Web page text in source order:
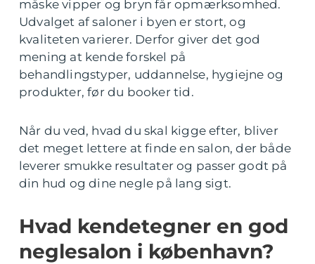
måske vipper og bryn får opmærksomhed.
Udvalget af saloner i byen er stort, og
kvaliteten varierer. Derfor giver det god
mening at kende forskel på
behandlingstyper, uddannelse, hygiejne og
produkter, før du booker tid.
Når du ved, hvad du skal kigge efter, bliver
det meget lettere at finde en salon, der både
leverer smukke resultater og passer godt på
din hud og dine negle på lang sigt.
Hvad kendetegner en god
neglesalon i københavn?